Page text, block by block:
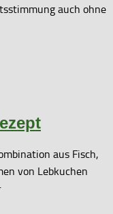
auch ohne
aus Fisch,
von Lebkuchen